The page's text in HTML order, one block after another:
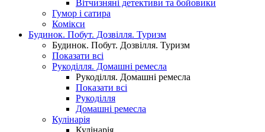
Вітчизняні детективи та бойовики
Гумор і сатира
Комікси
Будинок. Побут. Дозвілля. Туризм
Будинок. Побут. Дозвілля. Туризм
Показати всі
Рукоділля. Домашні ремесла
Рукоділля. Домашні ремесла
Показати всі
Рукоділля
Домашні ремесла
Кулінарія
Кулінарія